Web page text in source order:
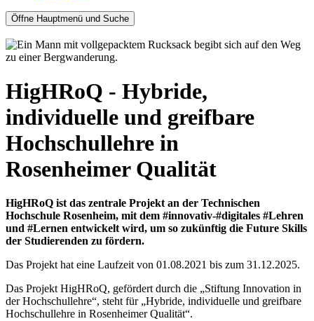
Öffne Hauptmenü und Suche
HigHRoQ - Hybride,
individuelle und greifbare
Hochschullehre in
Rosenheimer Qualität
HigHRoQ ist das zentrale Projekt an der Technischen
Hochschule Rosenheim, mit dem #innovativ-#digitales #Lehren
und #Lernen entwickelt wird, um so zukünftig die Future Skills
der Studierenden zu fördern.
Das Projekt hat eine Laufzeit von 01.08.2021 bis zum 31.12.2025.
Das Projekt HigHRoQ, gefördert durch die „Stiftung Innovation in
der Hochschullehre“, steht für „Hybride, individuelle und greifbare
Hochschullehre in Rosenheimer Qualität“.